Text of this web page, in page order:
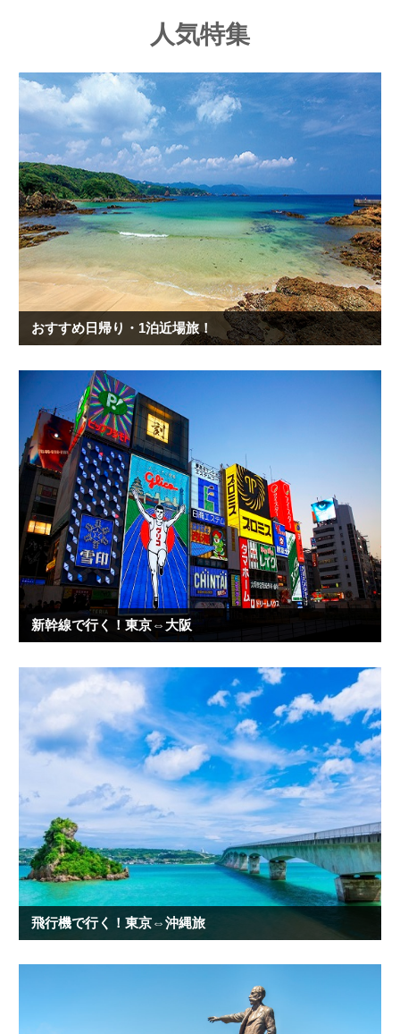
人気特集
おすすめ日帰り・1泊近場旅！
新幹線で行く！東京⇔大阪
飛行機で行く！東京⇔沖縄旅